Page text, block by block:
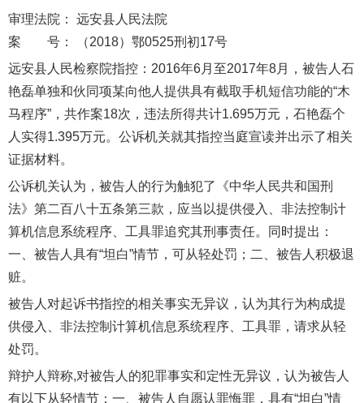
审理法院： 远安县人民法院
案 号： （2018）鄂0525刑初17号
远安县人民检察院指控：2016年6月至2017年8月，被告人石
艳磊单独和伙同项某向他人提供具有截取手机短信功能的“木
马程序”，共作案18次，违法所得共计1.695万元，石艳磊个
人实得1.395万元。公诉机关就其指控当庭宣读并出示了相关
证据材料。
公诉机关认为，被告人的行为触犯了《中华人民共和国刑
法》第二百八十五条第三款，应当以提供侵入、非法控制计
算机信息系统程序、工具罪追究其刑事责任。同时提出：
一、被告人具有“坦白”情节，可从轻处罚；二、被告人积极退
赃。
被告人对起诉书指控的相关事实无异议，认为其行为构成提
供侵入、非法控制计算机信息系统程序、工具罪，请求从轻
处罚。
辩护人辩称,对被告人的犯罪事实和定性无异议，认为被告人
有以下从轻情节：一、被告人自愿认罪悔罪，具有“坦白”情